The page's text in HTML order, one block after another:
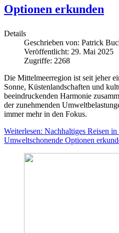
Optionen erkunden
Details
Geschrieben von: Patrick
Veröffentlicht: 29. Mai 2025
Zugriffe: 2268
Die Mittelmeerregion ist seit jeher
Sonne, Küstenlandschaften und
beeindruckenden Harmonie
der zunehmenden
immer mehr in den Fokus.
Weiterlesen: Nachhaltiges Reisen
Umweltschonende Optionen